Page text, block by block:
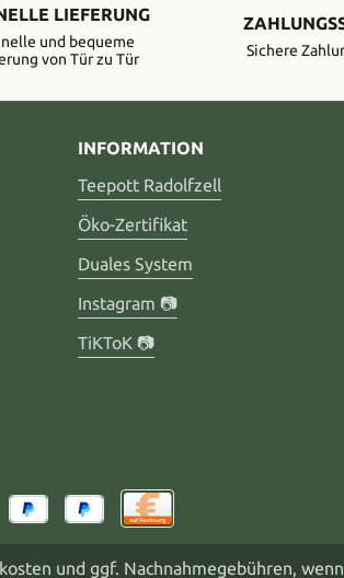
LIEFERUNG
und bequeme
von Tür zu Tür
Sichere
INFORMATION
Teepott Radolfzell
Öko-Zertifikat
Duales System
Instagram 📷
TiKToK 📷
und ggf. Nachnahmegebühren,